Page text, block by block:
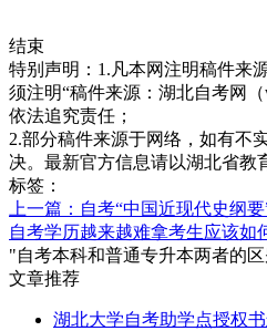
结束
特别声明：1.凡本网注明稿件来
须注明“稿件来源：湖北自考网
依法追究责任；
2.部分稿件来源于网络，如有不
决。最新官方信息请以湖北省教
标签：
上一篇：自考“中国近现代史纲
自考学历越来越难拿考生应该如
"自考本科和普通专升本两者的
文章推荐
湖北大学自考助学点授权书